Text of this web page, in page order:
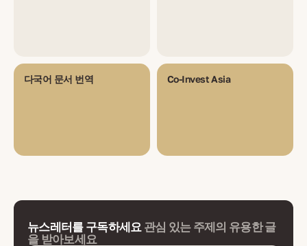
다국어 문서 번역 Co-Invest Asia
뉴스레터를 구독하세요 관심 있는 주제의 유용한 글
을 받아보세요